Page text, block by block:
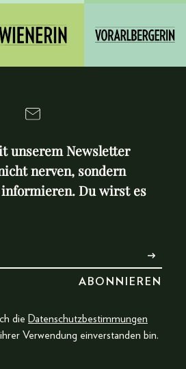
unserem Newsletter
nerven, sondern
Du wirst es
die Datenschutzbestimmungen
Verwendung einverstanden bin.